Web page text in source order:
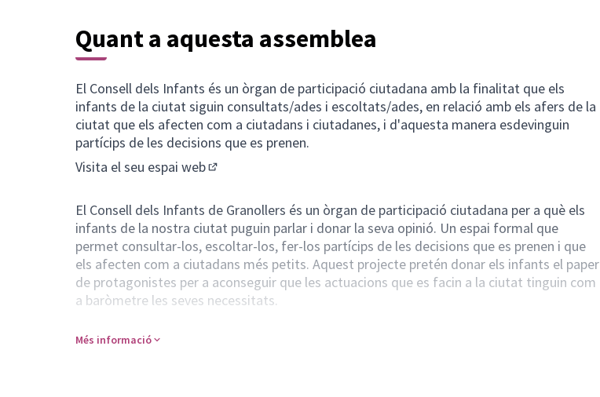
Quant a aquesta assemblea
El Consell dels Infants és un òrgan de participació ciutadana amb la finalitat que els
infants de la ciutat siguin consultats/ades i escoltats/ades, en relació amb els afers de la
ciutat que els afecten com a ciutadans i ciutadanes, i d'aquesta manera esdevinguin
partícips de les decisions que es prenen.
Visita el seu espai web
El Consell dels Infants de Granollers és un òrgan de participació ciutadana per a què els
infants de la nostra ciutat puguin parlar i donar la seva opinió. Un espai formal que
permet consultar-los, escoltar-los, fer-los partícips de les decisions que es prenen i que
els afecten com a ciutadans més petits. Aquest projecte pretén donar els infants el paper
de protagonistes per a aconseguir que les actuacions que es facin a la ciutat tinguin com
a baròmetre les seves necessitats.
Propòsit de l'acció
Més informació